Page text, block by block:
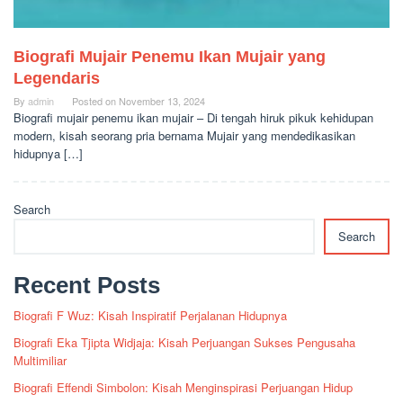
Biografi Mujair Penemu Ikan Mujair yang
Legendaris
By admin Posted on November 13, 2024
Biografi mujair penemu ikan mujair – Di tengah hiruk pikuk kehidupan
modern, kisah seorang pria bernama Mujair yang mendedikasikan
hidupnya […]
Search
Search
Recent Posts
Biografi F Wuz: Kisah Inspiratif Perjalanan Hidupnya
Biografi Eka Tjipta Widjaja: Kisah Perjuangan Sukses Pengusaha
Multimiliar
Biografi Effendi Simbolon: Kisah Menginspirasi Perjuangan Hidup